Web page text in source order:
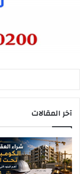
آخر المقالات